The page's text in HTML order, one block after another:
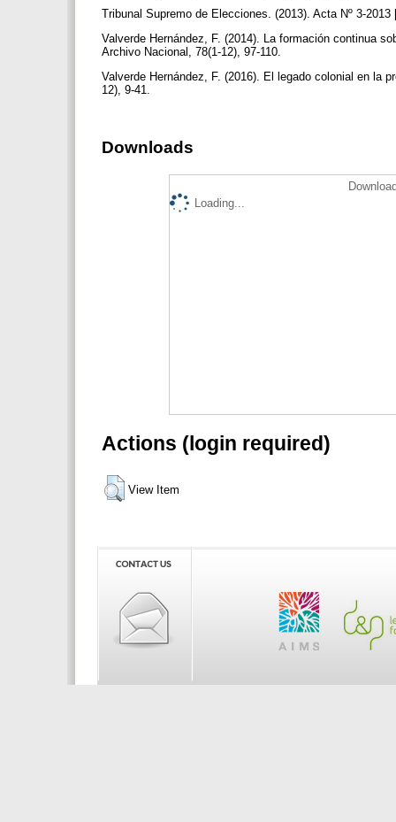
Tribunal Supremo de Elecciones. (2013). Acta Nº 3-
Valverde Hernández, F. (2014). La formación continua
Archivo Nacional, 78(1-12), 97-110.
Valverde Hernández, F. (2016). El legado colonial en la
12), 9-41.
Downloads
Loading...
Actions (login required)
View Item